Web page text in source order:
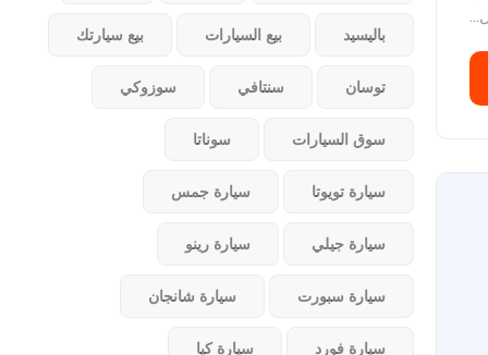
باليسيد بيع السيارات بيع سيارتك
توسان سنتافي سوزوكي
سوق السيارات سوناتا
سيارة تويوتا سيارة جمس
سيارة جيلي سيارة رينو
سيارة سبورت سيارة شانجان
سيارة فورد سيارة كيا